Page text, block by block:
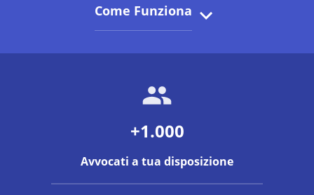
Come Funziona
+1.000
Avvocati a tua disposizione